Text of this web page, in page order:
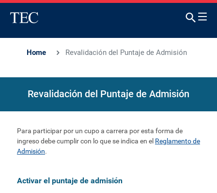
Home Revalidación del Puntaje de Admisión
Revalidación del Puntaje de Admisión
Para participar por un cupo a carrera por esta forma de
ingreso debe cumplir con lo que se indica en el Reglamento de
Admisión.
Activar el puntaje de admisión